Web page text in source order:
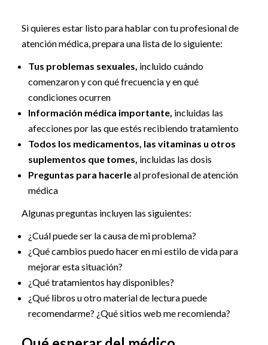
Si quieres estar listo para hablar con tu profesional de
atención médica, prepara una lista de lo siguiente:
Tus problemas sexuales, incluido cuándo
comenzaron y con qué frecuencia y en qué
condiciones ocurren
Información médica importante, incluidas las
afecciones por las que estés recibiendo tratamiento
Todos los medicamentos, las vitaminas u otros
suplementos que tomes, incluidas las dosis
Preguntas para hacerleal profesional de atención
médica
Algunas preguntas incluyen las siguientes:
¿Cuál puede ser la causa de mi problema?
¿Qué cambios puedo hacer en mi estilo de vida para
mejorar esta situación?
¿Qué tratamientos hay disponibles?
¿Qué libros u otro material de lectura puede
recomendarme? ¿Qué sitios web me recomienda?